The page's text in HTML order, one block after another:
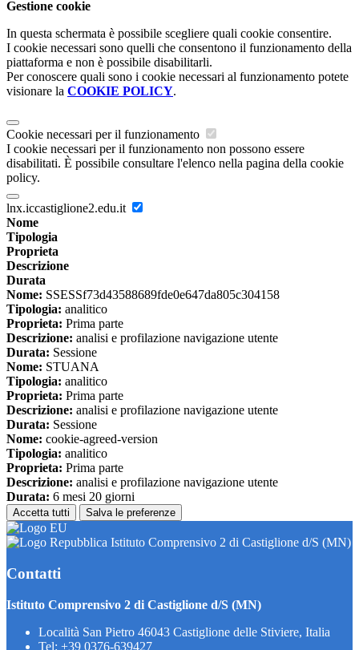
Gestione cookie
In questa schermata è possibile scegliere quali cookie consentire.
I cookie necessari sono quelli che consentono il funzionamento della
piattaforma e non è possibile disabilitarli.
Per conoscere quali sono i cookie necessari al funzionamento potete
visionare la COOKIE POLICY.
Cookie necessari per il funzionamento
I cookie necessari per il funzionamento non possono essere
disabilitati. È possibile consultare l'elenco nella pagina della cookie
policy.
lnx.iccastiglione2.edu.it
Nome
Tipologia
Proprieta
Descrizione
Durata
Nome: SSESSf73d43588689fde0e647da805c304158
Tipologia: analitico
Proprieta: Prima parte
Descrizione: analisi e profilazione navigazione utente
Durata: Sessione
Nome: STUANA
Tipologia: analitico
Proprieta: Prima parte
Descrizione: analisi e profilazione navigazione utente
Durata: Sessione
Nome: cookie-agreed-version
Tipologia: analitico
Proprieta: Prima parte
Descrizione: analisi e profilazione navigazione utente
Durata: 6 mesi 20 giorni
Accetta tutti Salva le preferenze
Istituto Comprensivo 2 di Castiglione d/S (MN)
Contatti
Istituto Comprensivo 2 di Castiglione d/S (MN)
Località San Pietro 46043 Castiglione delle Stiviere, Italia
Tel: +39 0376-639427